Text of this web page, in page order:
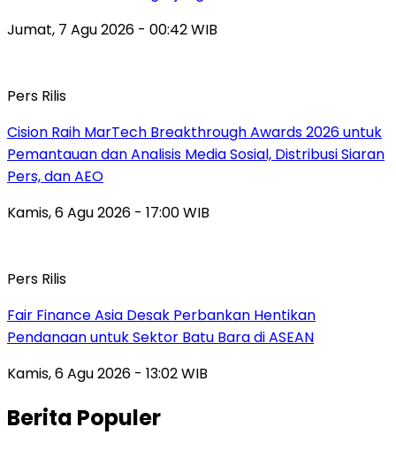
Jumat, 7 Agu 2026 - 00:42 WIB
Pers Rilis
Cision Raih MarTech Breakthrough Awards 2026 untuk
Pemantauan dan Analisis Media Sosial, Distribusi Siaran
Pers, dan AEO
Kamis, 6 Agu 2026 - 17:00 WIB
Pers Rilis
Fair Finance Asia Desak Perbankan Hentikan
Pendanaan untuk Sektor Batu Bara di ASEAN
Kamis, 6 Agu 2026 - 13:02 WIB
Berita Populer